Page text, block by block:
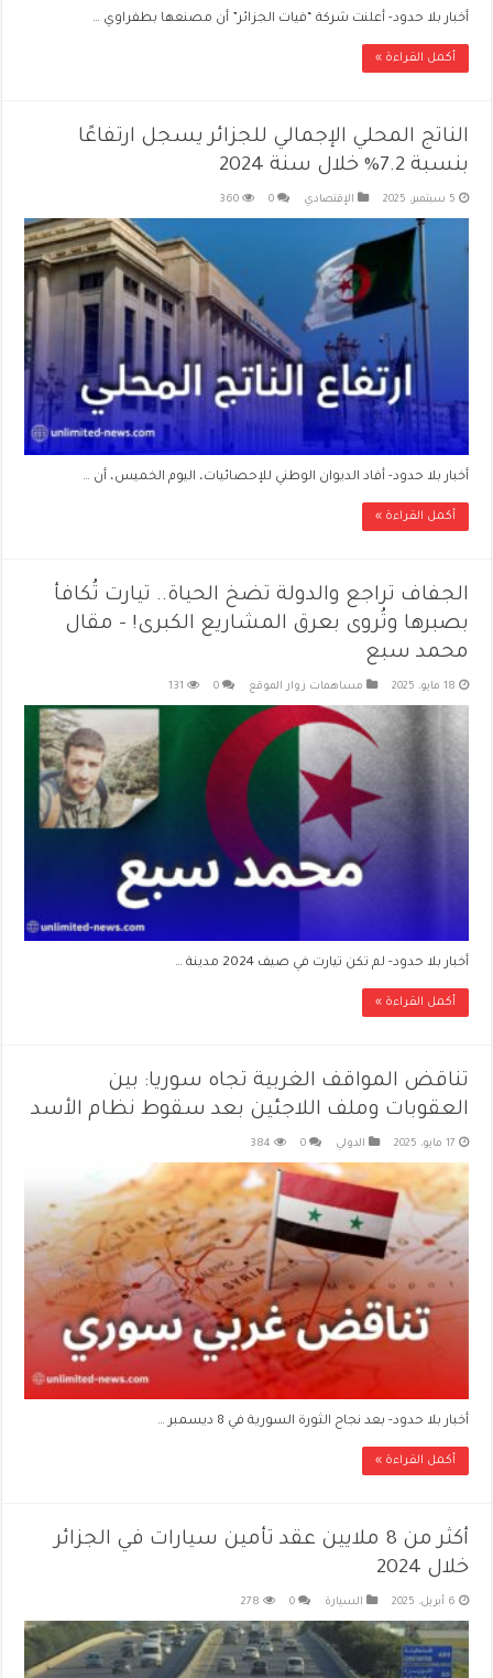
أخبار بلا حدود- أعلنت شركة “فيات الجزائر” أن مصنعها بطفراوي …
أكمل القراءة »
الناتج المحلي الإجمالي للجزائر يسجل ارتفاعًا
بنسبة 7.2% خلال سنة 2024
5 سبتمبر، 2025 الإقتصادي 0
360
أخبار بلا حدود- أفاد الديوان الوطني للإحصائيات، اليوم الخميس، أن …
أكمل القراءة »
الجفاف تراجع والدولة تضخ الحياة.. تيارت تُكافأ
بصبرها وتُروى بعرق المشاريع الكبرى! – مقال
محمد سبع
18 مايو، 2025 مساهمات زوار الموقع 0
131
أخبار بلا حدود- لم تكن تيارت في صيف 2024 مدينة …
أكمل القراءة »
تناقض المواقف الغربية تجاه سوريا: بين
العقوبات وملف اللاجئين بعد سقوط نظام الأسد
17 مايو، 2025 الدولي 0
384
أخبار بلا حدود- بعد نجاح الثورة السورية في 8 ديسمبر …
أكمل القراءة »
أكثر من 8 ملايين عقد تأمين سيارات في الجزائر
خلال 2024
6 أبريل، 2025 السيارة 0
278